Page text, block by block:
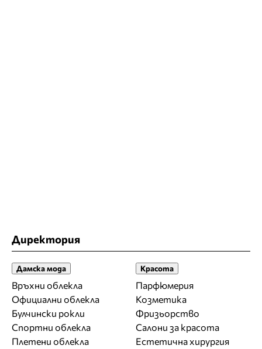
Директория
Дамска мода
Връхни облекла
Официални облекла
Булчински рокли
Спортни облекла
Плетени облекла
Красота
Парфюмерия
Козметика
Фризьорство
Салони за красота
Естетична хирургия